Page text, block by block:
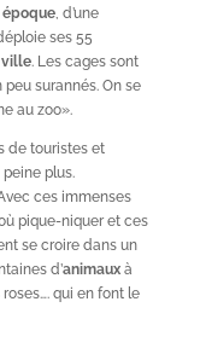
époque, d’une
ses 55
ville. Les cages sont
surannés. On se
au zoo».
de touristes et
plus.
ces immenses
pique-niquer et ces
se croire dans un
d’animauxà
qui en font le